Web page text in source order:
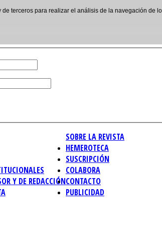
SOBRE LA REVISTA
Y DE REDACCIÓN
HEMEROTECA
SUSCRIPCIÓN
COLABORA
CONTACTO
PUBLICIDAD
terceros para realizar el análisis de la navegación de